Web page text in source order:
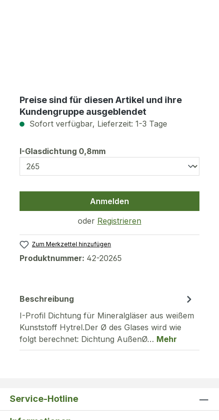
Preise sind für diesen Artikel und ihre
Kundengruppe ausgeblendet
Sofort verfügbar, Lieferzeit: 1-3 Tage
I-Glasdichtung 0,8mmauswählen
Anmelden
oder Registrieren
Zum Merkzettel hinzufügen
Produktnummer: 42-20265
Beschreibung
I-Profil Dichtung für Mineralgläser aus weißem
Kunststoff Hytrel.Der Ø des Glases wird wie
folgt berechnet: Dichtung AußenØ… Mehr
Service-Hotline